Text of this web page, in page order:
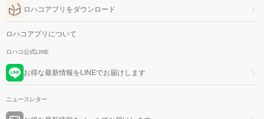
ロハコアプリをダウンロード
ロハコアプリについて
ロハコ公式LINE
お得な最新情報をLINEでお届けします
ニュースレター